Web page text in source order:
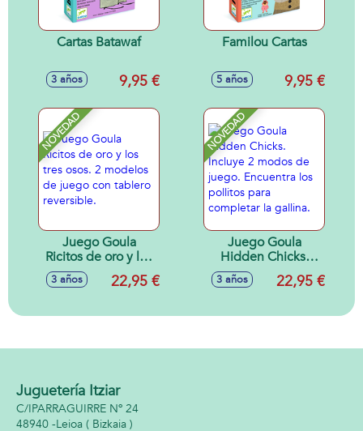
Cartas Batawaf
3 años 9,95 €
Familou Cartas
5 años 9,95 €
NOVEDAD
Juego Goula
Ricitos de oro y los
tres osos. 2
modelos de juego
reversible.
3 años 22,95 €
NOVEDAD
Juego Goula
Hidden Chicks.
Incluye 2 modos de
juego. Encuentra
completar la
3 años 22,95 €
Juguetería Itziar
C/IPARRAGUIRRE Nº 24
48940 -Leioa ( Bizkaia )